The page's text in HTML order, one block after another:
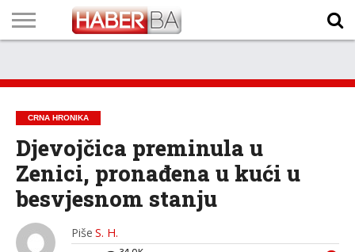
TECH
PROGRAM
PROGNOZA
PUTEVIMA
LISTA
NAMA
CRNA HRONIKA
Djevojčica preminula u
Zenici, pronađena u kući u
besvjesnom stanju
Piše S. H.